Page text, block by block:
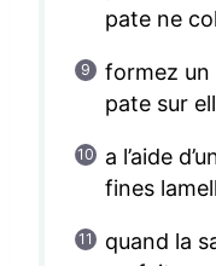
pate ne
formez un
pate sur
a l’aide
fines
quand la